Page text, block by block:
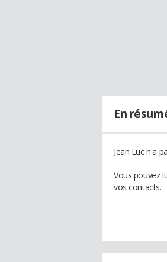
En
Jean Luc n'a
Vous pouvez
vos contacts.